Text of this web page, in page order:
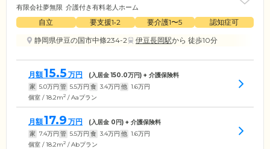
有限会社夢無限 介護付き有料老人ホーム
自立 要支援1•2 要介護1〜5
認知症可
静岡県伊豆の国市中條234-2
伊豆長岡駅から 徒歩10分
月額15.5 万円 (入居金150.0万円) + 介護保険料
家 5.0万円 管 5.5万円 食 3.4万円 他 1.6万円
個室 / 18.2m2 / Aaプラン
月額17.9 万円 (入居金 0円) + 介護保険料
家 7.4万円 管 5.5万円 食 3.4万円 他 1.6万円
個室 / 18.2m2 / Abプラン